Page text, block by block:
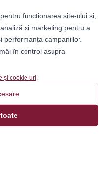
funcționarea site-ului și,
și marketing pentru a
performanța campaniilor.
în control asupra
și cookie-uri.